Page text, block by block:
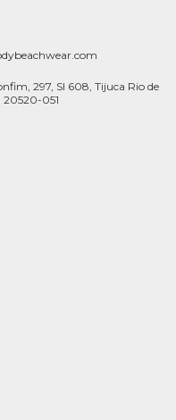
297, Sl 608, Tijuca Rio de
20520-051